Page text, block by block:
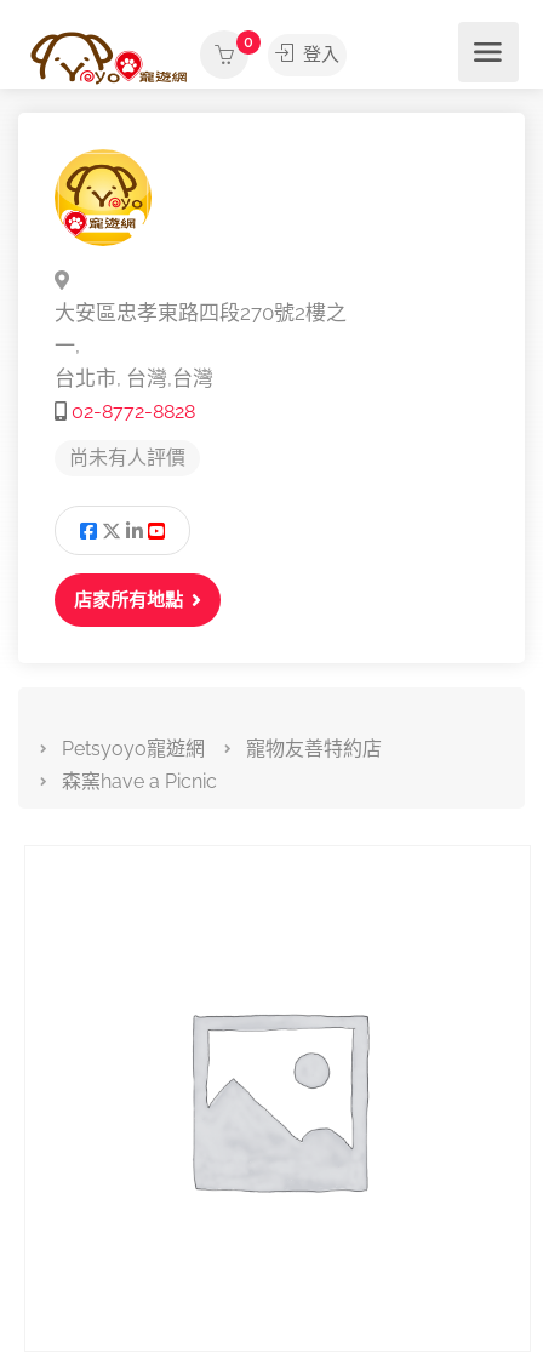
0
登入
大安區忠孝東路四段270號2樓之
一,
台北市, 台灣,台灣
02-8772-8828
尚未有人評價
店家所有地點
Petsyoyo寵遊網
寵物友善特約店
森窯have a Picnic